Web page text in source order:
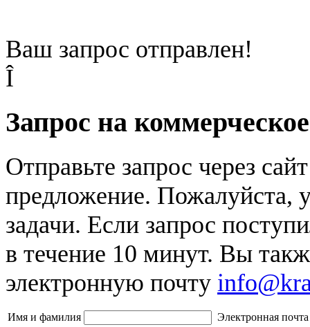
Ваш запрос отправлен!
Î
Запрос на
Отправьте запрос через
предложение. Пожалуйста,
задачи. Если запрос
в течение 10 минут. Вы
электронную почту
Имя и фамилия
Электронная почта